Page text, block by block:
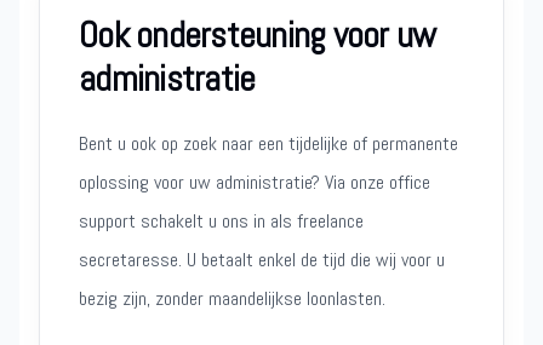
Ook ondersteuning voor uw
administratie
Bent u ook op zoek naar een tijdelijke of permanente
oplossing voor uw administratie? Via onze office
support schakelt u ons in als freelance
secretaresse. U betaalt enkel de tijd die wij voor u
bezig zijn, zonder maandelijkse loonlasten.